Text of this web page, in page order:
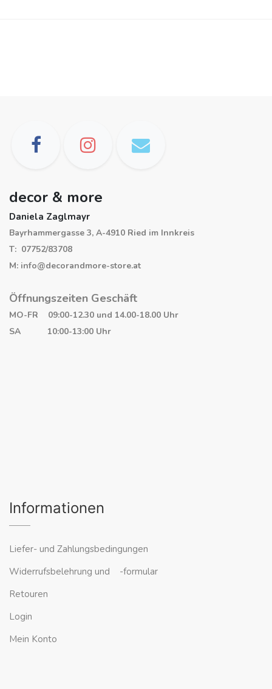
decor & more
Daniela Zaglmayr
Bayrhammergasse 3, A-4910 Ried im Innkreis
T: 07752/83708
M: info@decorandmore-store.at
Öffnungszeiten Geschäft
MO-FR 09:00-12.30 und 14.00-18.00 Uhr
SA 10:00-13:00 Uhr
Informationen
Liefer- und Zahlungsbedingungen
Widerrufsbelehrung und -formular
Retouren
Login
Mein Konto